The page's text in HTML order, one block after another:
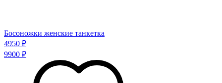
Босоножки женские танкетка
4950 ₽
9900 ₽